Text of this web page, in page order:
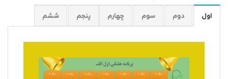
اول دوم سوم چهارم پنجم ششم